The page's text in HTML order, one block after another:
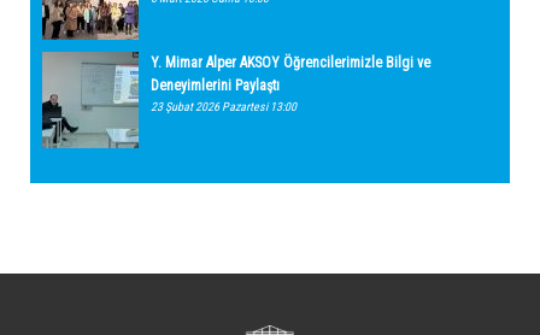
Y. Mimar Alper AKSOY Öğrencilerimizle Bilgi ve
Deneyimlerini Paylaştı
23 Şubat 2026 Pazartesi 13:00